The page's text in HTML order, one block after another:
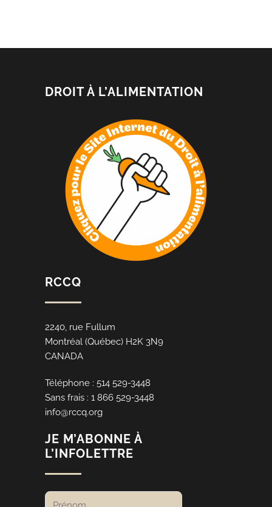
DROIT À L’ALIMENTATION
RCCQ
2240, rue Fullum
Montréal (Québec) H2K 3N9
CANADA
Téléphone : 514 529-3448
Sans frais : 1 866 529-3448
info@rccq.org
JE M’ABONNE À
L’INFOLETTRE